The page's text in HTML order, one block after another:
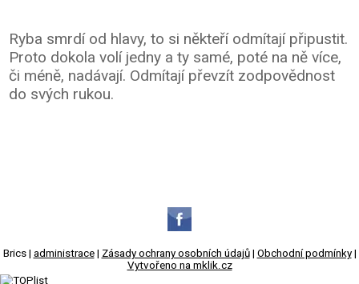
Ryba smrdí od hlavy, to si někteří odmítají připustit.
Proto dokola volí jedny a ty samé, poté na ně více,
či méně, nadávají. Odmítají převzít zodpovědnost
do svých rukou.
Brics | administrace| Zásady ochrany osobních údajů| Obchodní podmínky|
Vytvořeno na mklik.cz